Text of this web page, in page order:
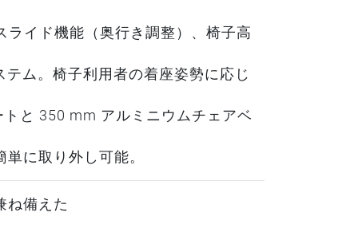
イド機能（奥行き調整）、椅子高
ム。椅子利用者の着座姿勢に応じ
と 350 mm アルミニウムチェアベ
に取り外し可能。
ね備えた